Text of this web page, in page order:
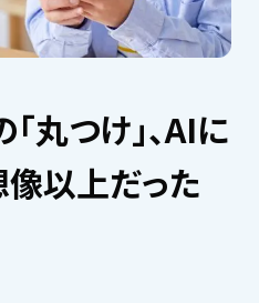
丸つけ」、AIに
以上だった